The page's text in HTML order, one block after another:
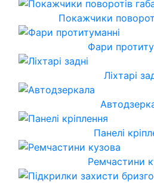
Покажчики
Фари
Ліхтарі
Панелі
Ремчастини